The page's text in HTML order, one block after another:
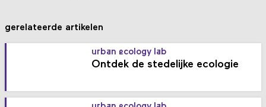
gerelateerde artikelen
urban ecology lab
Ontdek de stedelijke ecologie